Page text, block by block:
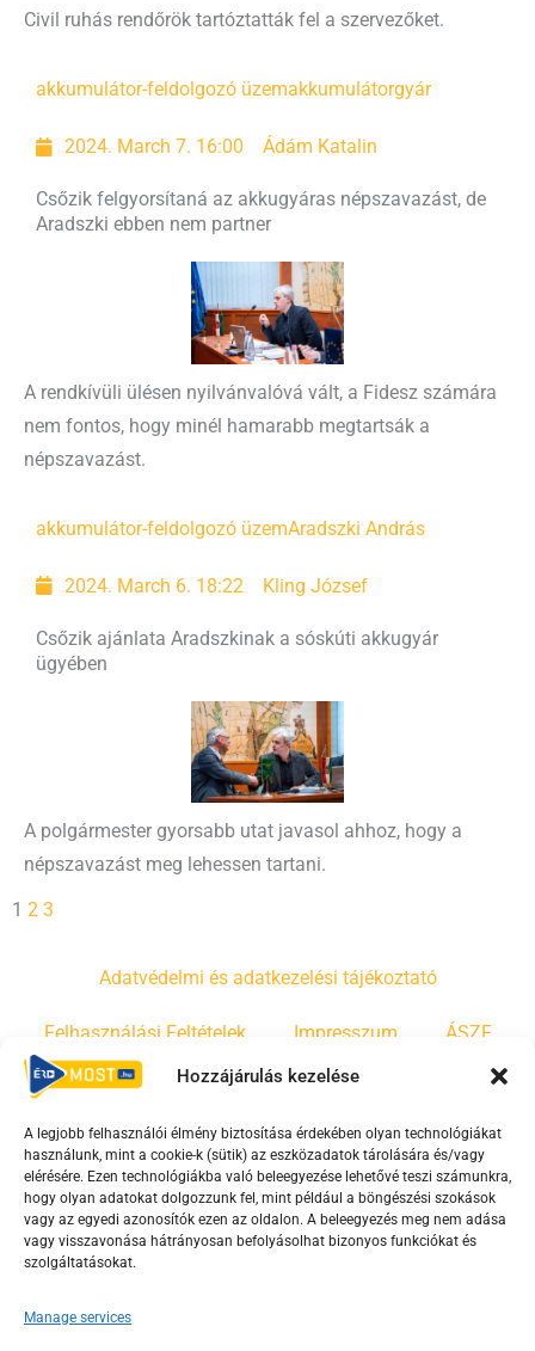
Hozzájárulás kezelése
A legjobb felhasználói élmény biztosítása érdekében olyan technológiákat
használunk, mint a cookie-k (sütik) az eszközadatok tárolására és/vagy
elérésére. Ezen technológiákba való beleegyezése lehetővé teszi számunkra,
hogy olyan adatokat dolgozzunk fel, mint például a böngészési szokások
vagy az egyedi azonosítók ezen az oldalon. A beleegyezés meg nem adása
vagy visszavonása hátrányosan befolyásolhat bizonyos funkciókat és
szolgáltatásokat.
Manage services
Civil ruhás rendőrök tartóztatták fel a szervezőket.
akkumulátor-feldolgozó üzemakkumulátorgyár
2024. March 7. 16:00 Ádám Katalin
Csőzik felgyorsítaná az akkugyáras népszavazást, de
Aradszki ebben nem partner
A rendkívüli ülésen nyilvánvalóvá vált, a Fidesz számára
nem fontos, hogy minél hamarabb megtartsák a
népszavazást.
akkumulátor-feldolgozó üzemAradszki András
2024. March 6. 18:22 Kling József
Csőzik ajánlata Aradszkinak a sóskúti akkugyár
ügyében
A polgármester gyorsabb utat javasol ahhoz, hogy a
népszavazást meg lehessen tartani.
1 2 3
Adatvédelmi és adatkezelési tájékoztató
Felhasználási Feltételek Impresszum ÁSZF
Irányelvek Moderálási szabályzat
F
a
c
e
o
Y
o
u
t
b
T
i
k